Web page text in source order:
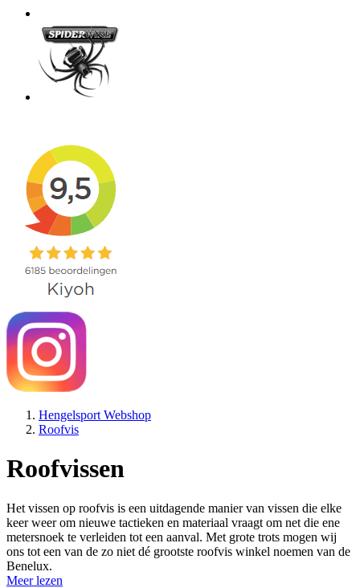
Hengelsport Webshop
Roofvis
Roofvissen
Het vissen op roofvis is een uitdagende manier van vissen die elke
keer weer om nieuwe tactieken en materiaal vraagt om net die ene
metersnoek te verleiden tot een aanval. Met grote trots mogen wij
ons tot een van de zo niet dé grootste roofvis winkel noemen van de
Benelux.
Meer lezen